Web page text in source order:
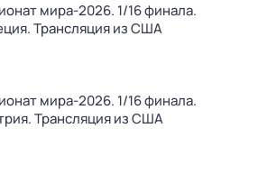
мира-2026. 1/16 финала.
Трансляция из США
мира-2026. 1/16 финала.
Трансляция из США